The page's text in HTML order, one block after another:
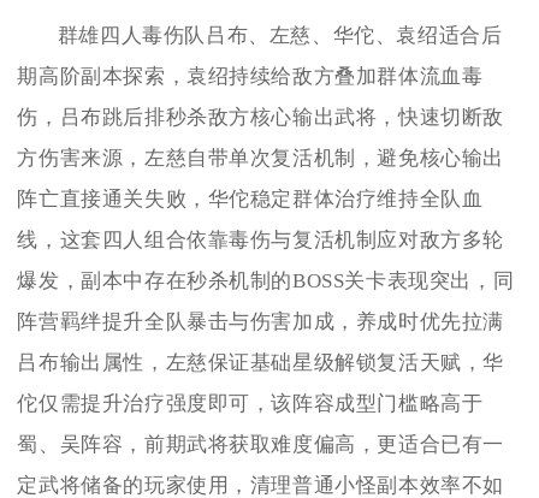
群雄四人毒伤队吕布、左慈、华佗、袁绍适合后
期高阶副本探索，袁绍持续给敌方叠加群体流血毒
伤，吕布跳后排秒杀敌方核心输出武将，快速切断敌
方伤害来源，左慈自带单次复活机制，避免核心输出
阵亡直接通关失败，华佗稳定群体治疗维持全队血
线，这套四人组合依靠毒伤与复活机制应对敌方多轮
爆发，副本中存在秒杀机制的BOSS关卡表现突出，同
阵营羁绊提升全队暴击与伤害加成，养成时优先拉满
吕布输出属性，左慈保证基础星级解锁复活天赋，华
佗仅需提升治疗强度即可，该阵容成型门槛略高于
蜀、吴阵容，前期武将获取难度偏高，更适合已有一
定武将储备的玩家使用，清理普通小怪副本效率不如